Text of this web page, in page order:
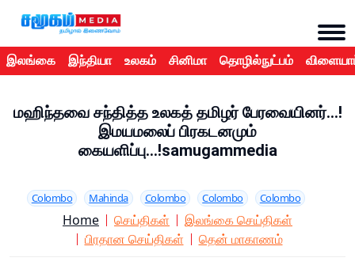
இலங்கை இந்தியா உலகம் சினிமா தொழில்நுட்பம்
மஹிந்தவை சந்தித்த உலகத் தமிழர் பேரவையினர்...!
இமயமலைப் பிரகடனமும்
கையளிப்பு...!samugammedia
Colombo Mahinda Colombo Colombo Colombo
Home செய்திகள்
இலங்கை செய்திகள்
பிரதான செய்திகள்
தென் மாகாணம்